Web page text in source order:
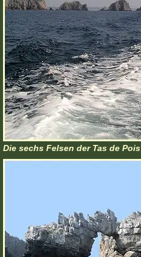
Die sechs Felsen der Tas de Pois